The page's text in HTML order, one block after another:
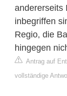
andererseits
inbegriffen
Regio, die
hingegen
Antrag auf
vollständige